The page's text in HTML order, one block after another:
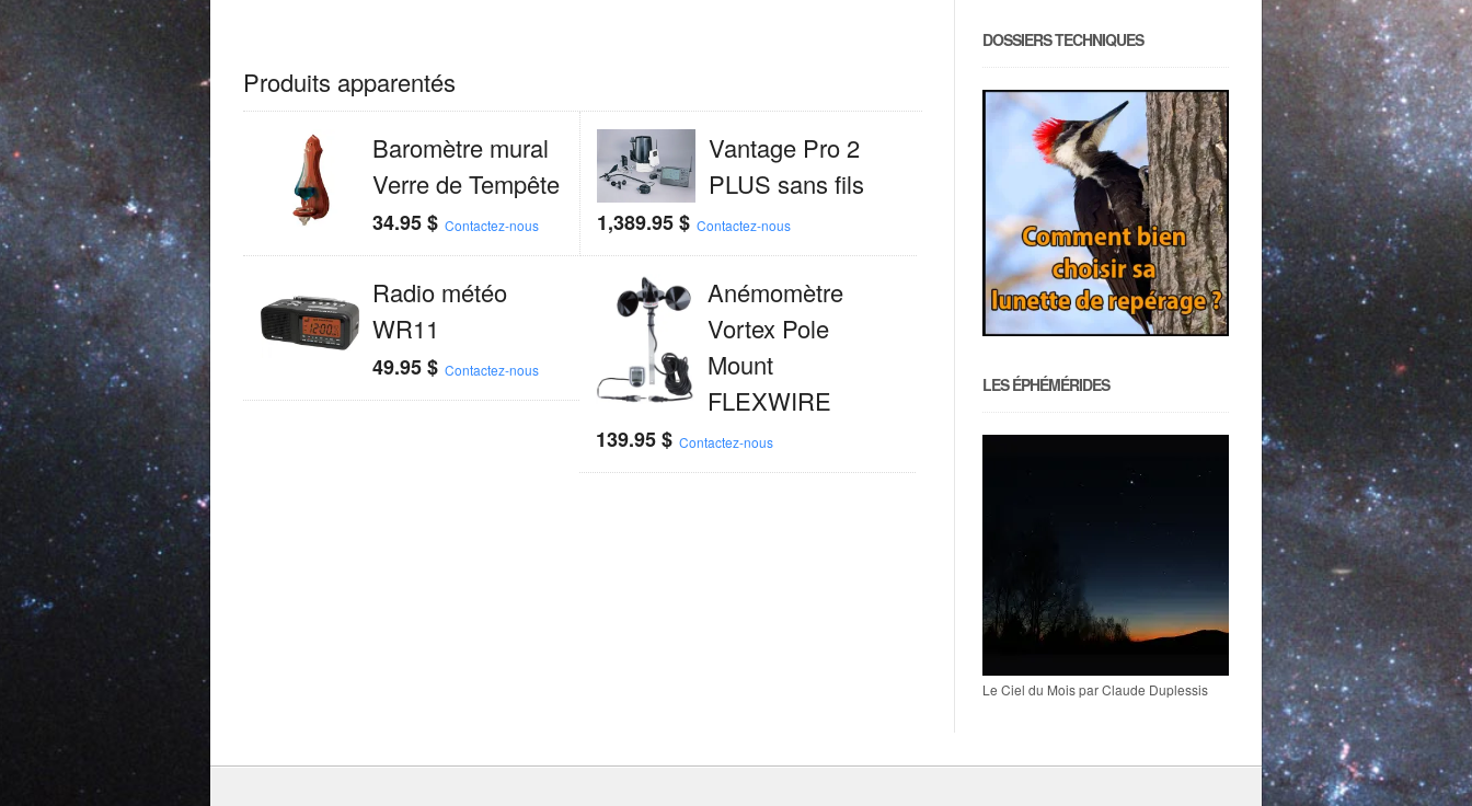
Produits apparentés
Baromètre mural
Verre de Tempête
34.95$ Contactez-nous
Vantage Pro 2
PLUS sans fils
1,389.95$ Contactez-nous
Radio météo
WR11
49.95$ Contactez-nous
Anémomètre
Vortex Pole
Mount
FLEXWIRE
139.95$ Contactez-nous
DOSSIERS TECHNIQUES
LES ÉPHÉMÉRIDES
Le Ciel du Mois par Claude Duplessis